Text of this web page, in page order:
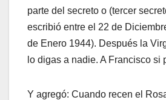
parte del secreto o (tercer
escribió entre el 22 de
de Enero 1944). Después la
lo digas a nadie. A Francisco si
Y agregó: Cuando recen el